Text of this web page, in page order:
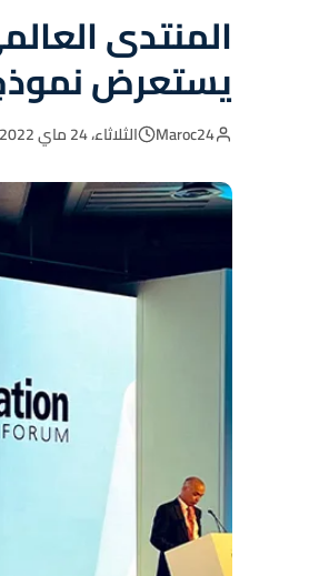
يستعرض
Maroc24 الثلاثاء، 24 ماي 2022 - 15:53